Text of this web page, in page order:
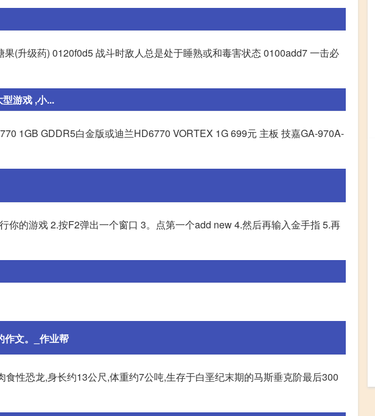
(升级药) 0120f0d5 战斗时敌人总是处于睡熟或和毒害状态 0100add7 一击必
游戏 ,小...
1GB GDDR5白金版或迪兰HD6770 VORTEX 1G 699元 主板 技嘉GA-970A-
你的游戏 2.按F2弹出一个窗口 3。点第一个add new 4.然后再输入金手指 5.再
作文。_作业帮
性恐龙,身长约13公尺,体重约7公吨,生存于白垩纪末期的马斯垂克阶最后300